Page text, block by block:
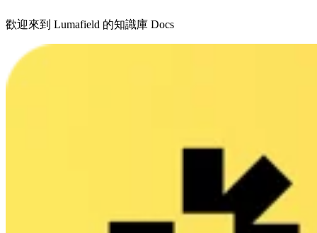
歡迎來到 Lumafield 的知識庫 Docs